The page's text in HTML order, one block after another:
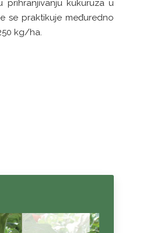
prihranjivanju kukuruza u
se praktikuje međuredno
kg/ha.